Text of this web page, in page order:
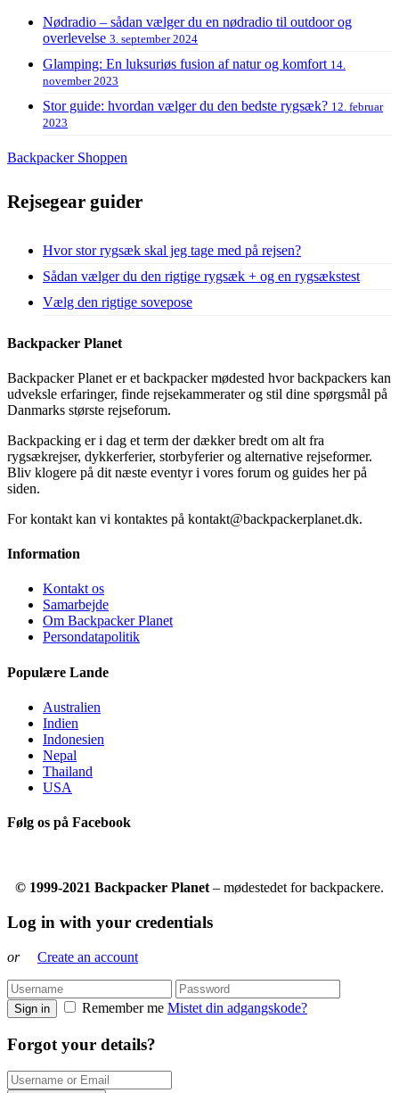
Nødradio – sådan vælger du en nødradio til outdoor og
overlevelse 3. september 2024
Glamping: En luksuriøs fusion af natur og komfort 14.
november 2023
Stor guide: hvordan vælger du den bedste rygsæk? 12. februar
2023
Backpacker Shoppen
Rejsegear guider
Hvor stor rygsæk skal jeg tage med på rejsen?
Sådan vælger du den rigtige rygsæk + og en rygsækstest
Vælg den rigtige sovepose
Backpacker Planet
Backpacker Planet er et backpacker mødested hvor backpackers kan
udveksle erfaringer, finde rejsekammerater og stil dine spørgsmål på
Danmarks største rejseforum.
Backpacking er i dag et term der dækker bredt om alt fra
rygsækrejser, dykkerferier, storbyferier og alternative rejseformer.
Bliv klogere på dit næste eventyr i vores forum og guides her på
siden.
For kontakt kan vi kontaktes på kontakt@backpackerplanet.dk.
Information
Kontakt os
Samarbejde
Om Backpacker Planet
Persondatapolitik
Populære Lande
Australien
Indien
Indonesien
Nepal
Thailand
USA
Følg os på Facebook
© 1999-2021 Backpacker Planet– mødestedet for backpackere.
Log in with your credentials
or Create an account
Sign in Remember me Mistet din adgangskode?
Forgot your details?